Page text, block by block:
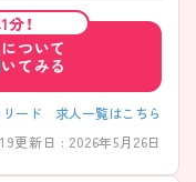
ります。 ご入社後にいき
く、1～2ヵ月間代表を
に慣れて頂く環境もござ
バイス・相談も気軽に
あります。兎に角「楽し
ご希望の方には見学も歓
く皆いい子」と代表が太
談・ご見学にお越しくだ
！
ついて
てみる
ード 求人一覧はこちら
更新日 : 2026年5月26日